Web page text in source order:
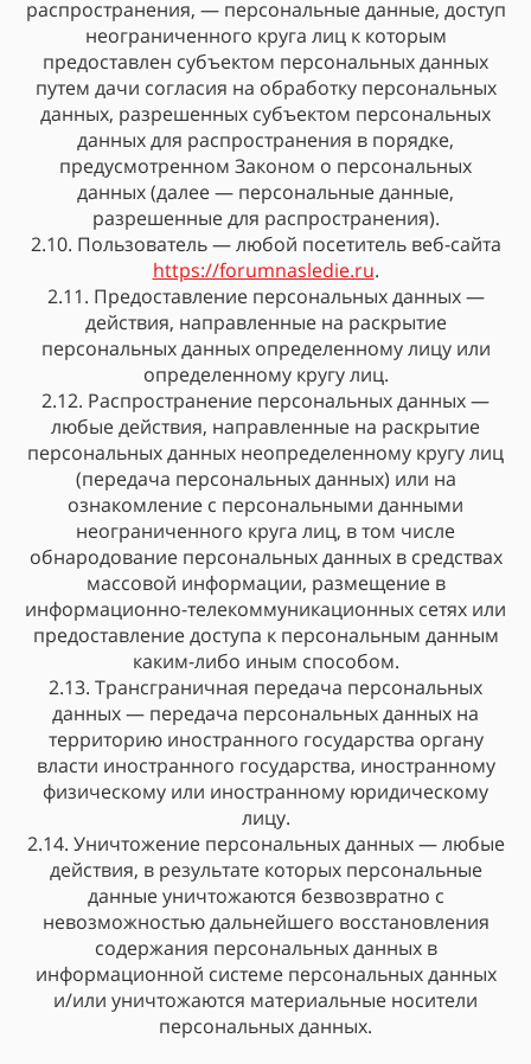
распространения, — персональные данные, доступ
неограниченного круга лиц к которым
предоставлен субъектом персональных данных
путем дачи согласия на обработку персональных
данных, разрешенных субъектом персональных
данных для распространения в порядке,
предусмотренном Законом о персональных
данных (далее — персональные данные,
разрешенные для распространения).
2.10. Пользователь — любой посетитель веб-сайта
https://forumnasledie.ru.
2.11. Предоставление персональных данных —
действия, направленные на раскрытие
персональных данных определенному лицу или
определенному кругу лиц.
2.12. Распространение персональных данных —
любые действия, направленные на раскрытие
персональных данных неопределенному кругу лиц
(передача персональных данных) или на
ознакомление с персональными данными
неограниченного круга лиц, в том числе
обнародование персональных данных в средствах
массовой информации, размещение в
информационно-телекоммуникационных сетях или
предоставление доступа к персональным данным
каким-либо иным способом.
2.13. Трансграничная передача персональных
данных — передача персональных данных на
территорию иностранного государства органу
власти иностранного государства, иностранному
физическому или иностранному юридическому
лицу.
2.14. Уничтожение персональных данных — любые
действия, в результате которых персональные
данные уничтожаются безвозвратно с
невозможностью дальнейшего восстановления
содержания персональных данных в
информационной системе персональных данных
и/или уничтожаются материальные носители
персональных данных.